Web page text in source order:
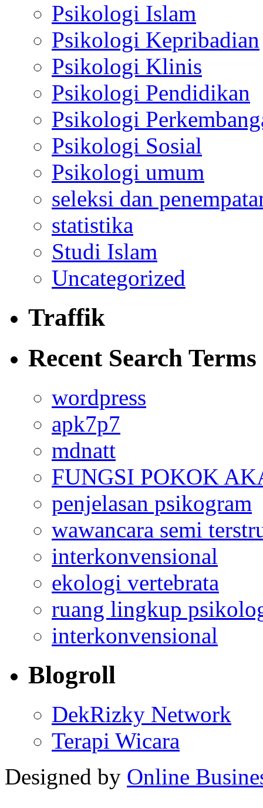
Psikologi Islam
Psikologi Kepribadian
Psikologi Klinis
Psikologi Pendidikan
Psikologi
Psikologi Sosial
Psikologi umum
seleksi dan
statistika
Studi Islam
Uncategorized
Traffik
Recent Search Terms
wordpress
apk7p7
mdnatt
FUNGSI POKOK
penjelasan psikogram
wawancara semi
interkonvensional
ekologi vertebrata
ruang lingkup
interkonvensional
Blogroll
DekRizky Network
Terapi Wicara
Designed by Online